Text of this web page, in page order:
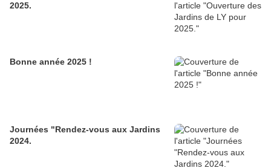
2025.
Bonne année 2025 !
Journées "Rendez-vous aux Jardins
2024.